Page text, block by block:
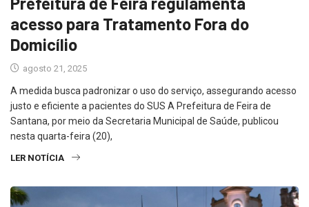
acesso para Tratamento Fora do
Domicílio
agosto 21, 2025
A medida busca padronizar o uso do serviço, assegurando acesso
justo e eficiente a pacientes do SUS A Prefeitura de Feira de
Santana, por meio da Secretaria Municipal de Saúde, publicou
nesta quarta-feira (20),
LER NOTÍCIA